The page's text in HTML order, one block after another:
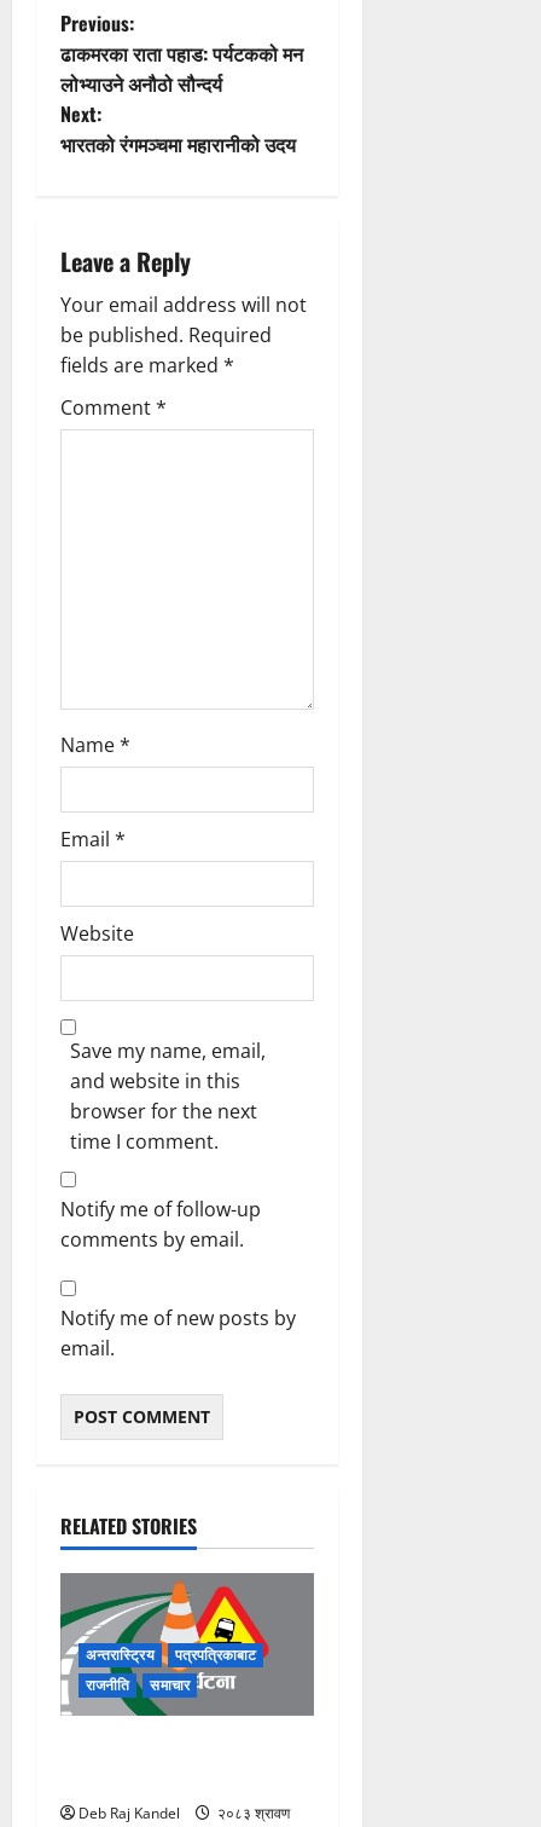
P
o
s
a
v
i
g
Previous:
ढाकमरका राता पहाड: पर्यटकको मन
लोभ्याउने अनौठो सौन्दर्य
Next:
भारतको रंगमञ्चमा महारानीको उदय
Leave a Reply
Your email address will not
be published. Required
fields are marked *
Comment*
Name*
Email *
Website
Save my name, email,
and website in this
browser for the next
time I comment.
Notify me of follow-up
comments by email.
Notify me of new posts by
email.
RELATED STORIES
अन्तरास्ट्रिय
पत्रपत्रिकाबाट
राजनीति
समाचार
Deb Raj Kandel
२०८३ श्रावण